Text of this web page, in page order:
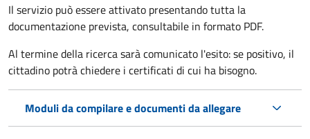
Il servizio può essere attivato presentando tutta la
documentazione prevista, consultabile in formato PDF.
Al termine della ricerca sarà comunicato l'esito: se positivo, il
cittadino potrà chiedere i certificati di cui ha bisogno.
Moduli da compilare e documenti da allegare